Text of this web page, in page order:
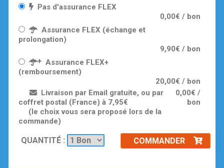
Pas d'assurance FLEX
0,00€ / bon
Assurance FLEX (échange et
prolongation)
9,90€ / bon
Assurance FLEX+
(remboursement)
20,00€ / bon
Livraison par Email gratuite, ou par
coffret postal (France) à 7,95€
(le choix vous sera proposé lors de la
commande)
0,00€ /
bon
QUANTITÉ : COMMANDER